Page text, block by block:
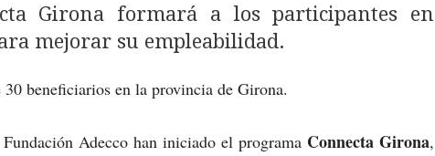
Girona formará a los participantes en
mejorar su empleabilidad.
beneficiarios en la provincia de Girona.
Adecco han iniciado el programa Connecta Girona,